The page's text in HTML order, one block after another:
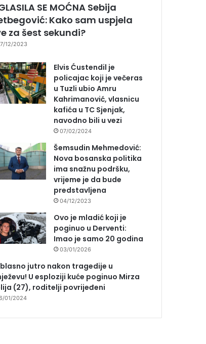
SE MOĆNA Sebija
Kako sam uspjela
za šest sekundi?
12/2023
Elvis Ćustendil je
policajac koji je večeras
u Tuzli ubio Amru
Kahrimanović, vlasnicu
kafića u TC Sjenjak,
navodno bili u vezi
07/02/2024
Šemsudin Mehmedović:
Nova bosanska politika
ima snažnu podršku,
vrijeme je da bude
predstavljena
04/12/2023
Ovo je mladić koji je
poginuo u Derventi:
Imao je samo 20 godina
03/01/2026
jutro nakon tragedije u
U esploziji kuće poginuo Mirza
(27), roditelji povrijeđeni
01/2024